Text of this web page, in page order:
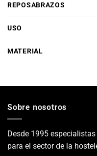
REPOSABRAZOS
USO
MATERIAL
Sobre nosotros
Desde 1995
para el sector de la